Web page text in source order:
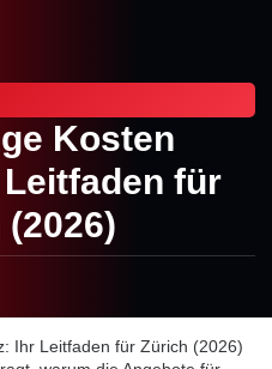
Kosten
für